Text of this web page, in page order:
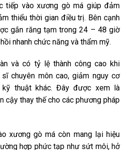
tiếp vào xương gò má giúp đảm
thiểu thời gian điều trị. Bên cạnh
gắn răng tạm trong 24 – 48 giờ
nhanh chức năng và thẩm mỹ.
và có tỷ lệ thành công cao khi
chuyên môn cao, giảm nguy cơ
thuật khác. Đây được xem là
cậy thay thế cho các phương pháp
xương gò má còn mang lại hiệu
hợp phức tạp như sứt môi, hở